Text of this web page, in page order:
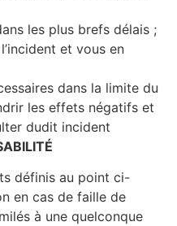
les plus brefs délais ;
et vous en
dans la limite du
les effets négatifs et
dudit incident
définis au point ci-
en cas de faille de
à une quelconque